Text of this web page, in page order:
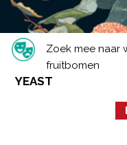
Zoek mee naar
fruitbomen
YEAST